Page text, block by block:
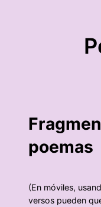
poemas
(En móviles,
versos pueden